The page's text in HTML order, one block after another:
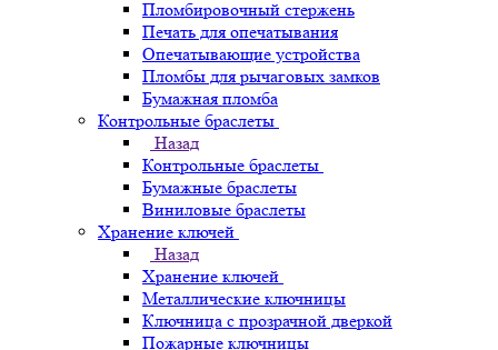
Пломбировочный стержень
Печать для опечатывания
Опечатывающие устройства
Пломбы для рычаговых замков
Бумажная пломба
Контрольные браслеты
Назад
Контрольные браслеты
Бумажные браслеты
Виниловые браслеты
Хранение ключей
Назад
Хранение ключей
Металлические ключницы
Ключница с прозрачной дверкой
Пожарные ключницы